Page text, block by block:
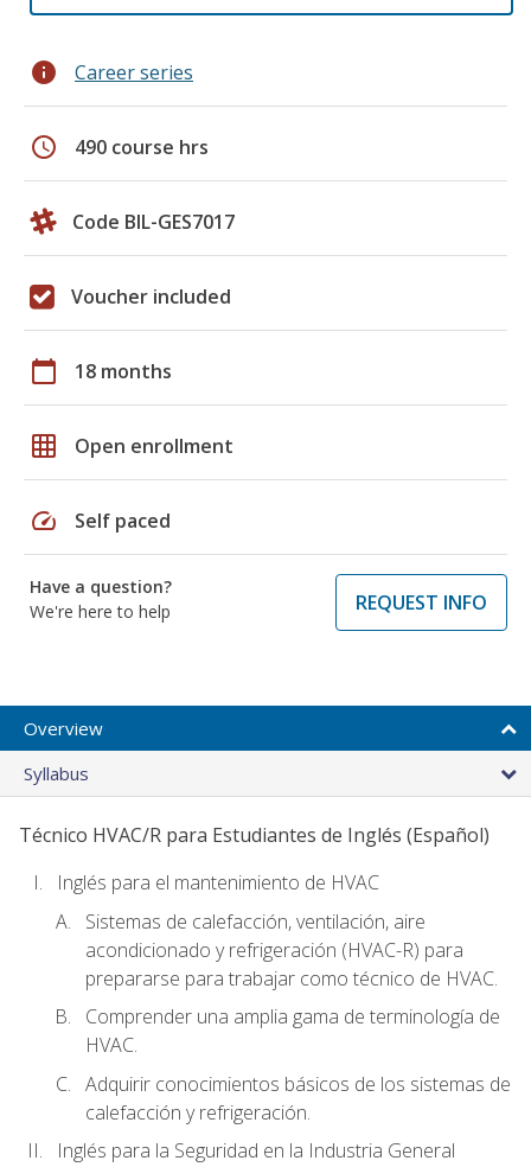
info Career series
schedule 490 course hrs
Code BIL-GES7017
Voucher included
calendar_today 18 months
grid_on Open enrollment
speed Self paced
Have a question?
We're here to help
REQUEST INFO
Overview
Syllabus
Técnico HVAC/R para Estudiantes de Inglés (Español)
Inglés para el mantenimiento de HVAC
Sistemas de calefacción, ventilación, aire
acondicionado y refrigeración (HVAC-R) para
prepararse para trabajar como técnico de HVAC.
Comprender una amplia gama de terminología de
HVAC.
Adquirir conocimientos básicos de los sistemas de
calefacción y refrigeración.
Inglés para la Seguridad en la Industria General